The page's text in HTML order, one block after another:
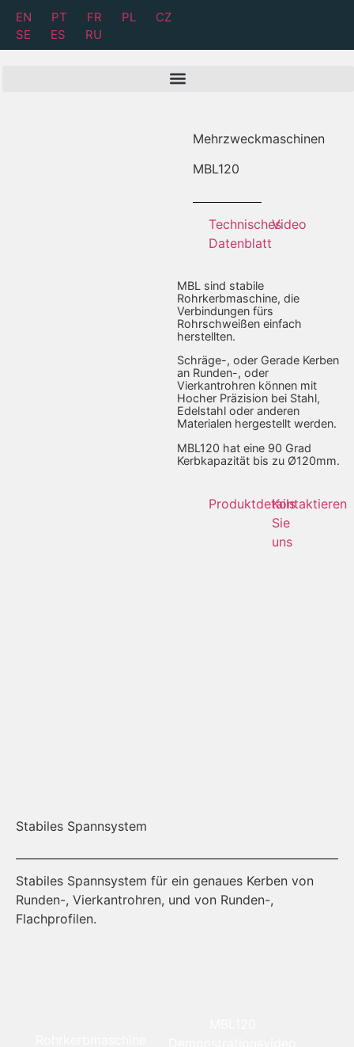
EN PT FR PL
CZ
SE
ES RU
Mehrzweckmaschinen
MBL120
Technisches
Datenblatt
Video
MBL sind stabile
Rohrkerbmaschine, die
Verbindungen fürs
Rohrschweißen einfach
herstellten.
Schräge-, oder Gerade Kerben
an Runden-, oder
Vierkantrohren können mit
Hocher Präzision bei Stahl,
Edelstahl oder anderen
Materialen hergestellt werden.
MBL120 hat eine 90 Grad
Kerbkapazität bis zu Ø120mm.
ProduktdetailsKontaktieren
Sie
uns
Stabiles Spannsystem
Stabiles Spannsystem für ein genaues Kerben von
Runden-, Vierkantrohren, und von Runden-,
Flachprofilen.